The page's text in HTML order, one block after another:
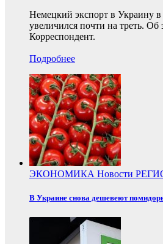
Немецкий экспорт в Украину
увеличился почти на треть. Об
Корреспондент.
Подробнее
ЭКОНОМИКА Новости
В Украине снова дешевеют